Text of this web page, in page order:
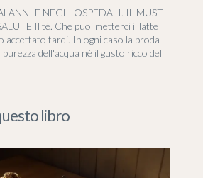
E NEGLI OSPEDALI. IL MUST
Il tè. Che puoi metterci il latte
accettato tardi. In ogni caso la broda
dell'acqua né il gusto ricco del
libro